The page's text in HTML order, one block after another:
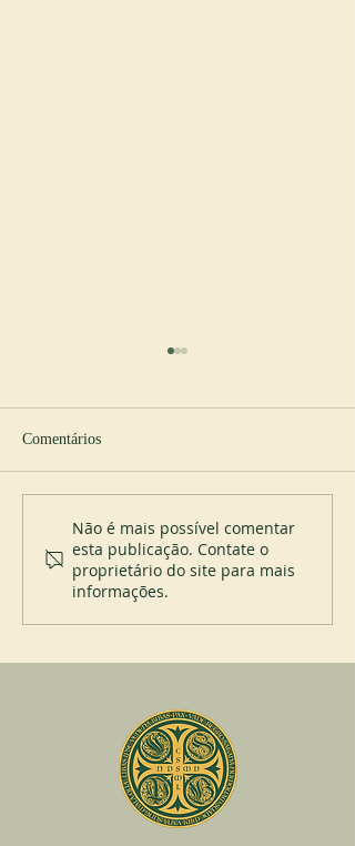
Comentários
Não é mais possível comentar
esta publicação. Contate o
proprietário do site para mais
informações.